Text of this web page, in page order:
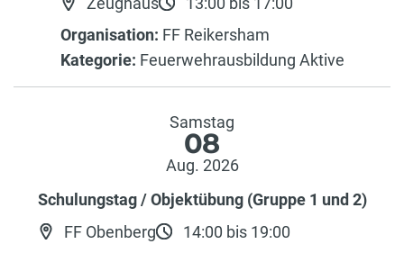
Organisation: FF Reikersham
Kategorie: Feuerwehrausbildung Aktive
Samstag
08
Aug. 2026
Schulungstag / Objektübung (Gruppe 1 und 2)
FF Obenberg
14:00 bis 19:00